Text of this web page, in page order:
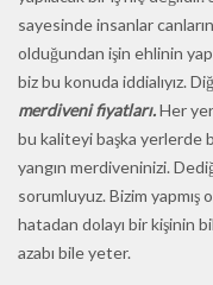
sayesinde insanlar
olduğundan işin ehlinin
biz bu konuda iddialıyız.
merdiveni fiyatları.Her
bu kaliteyi başka yerlerde
yangın merdiveninizi.
sorumluyuz. Bizim
hatadan dolayı bir kişinin
azabı bile yeter.